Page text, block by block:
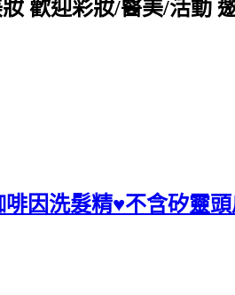
歡迎彩妝/醫美/活動
因洗髮精♥不含矽靈